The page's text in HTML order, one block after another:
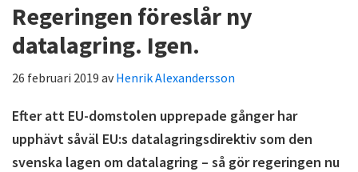
Regeringen föreslår ny
datalagring. Igen.
26 februari 2019 avHenrik Alexandersson
Efter att EU-domstolen upprepade gånger har
upphävt såväl EU:s datalagringsdirektiv som den
svenska lagen om datalagring – så gör regeringen nu